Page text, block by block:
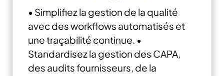
• Simplifiez la gestion de la qualité
avec des workflows automatisés et
une traçabilité continue. •
Standardisez la gestion des CAPA,
des audits fournisseurs, de la